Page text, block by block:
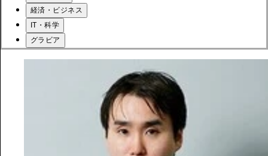
経済・ビジネス
IT・科学
グラビア